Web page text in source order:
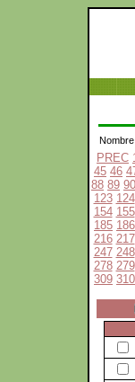
PREC
45 46
88 89 90
123 124
154 155
185 186
216 217
247 248
278 279
309 310